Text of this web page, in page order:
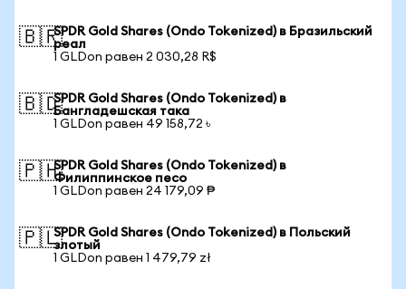
🇧🇷SPDR Gold Shares (Ondo Tokenized) в Бразильский
реал
1 GLDon равен 2 030,28 R$
🇧🇩SPDR Gold Shares (Ondo Tokenized) в
Бангладешская така
1 GLDon равен 49 158,72 ৳
🇵🇭SPDR Gold Shares (Ondo Tokenized) в
Филиппинское песо
1 GLDon равен 24 179,09 ₱
🇵🇱SPDR Gold Shares (Ondo Tokenized) в Польский
злотый
1 GLDon равен 1 479,79 zł